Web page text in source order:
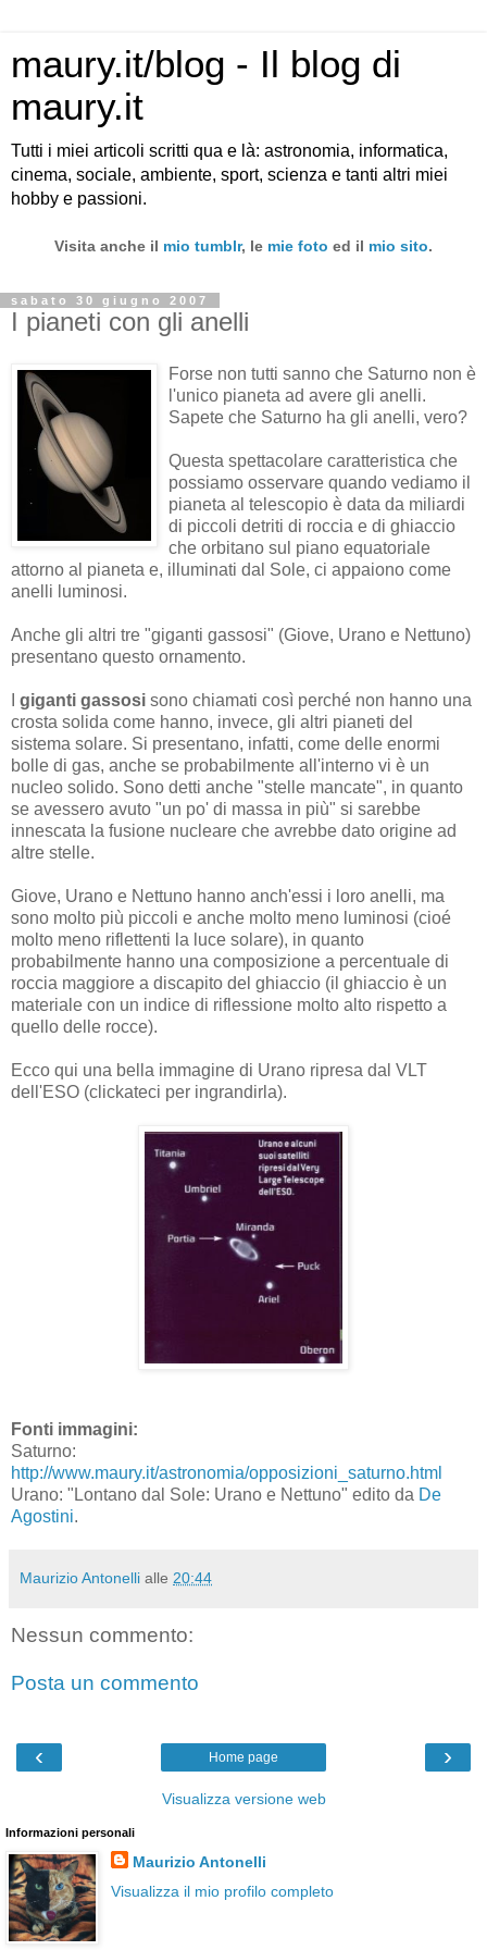
maury.it/blog - Il blog di
maury.it
Tutti i miei articoli scritti qua e là: astronomia, informatica,
cinema, sociale, ambiente, sport, scienza e tanti altri miei
hobby e passioni.
Visita anche il mio tumblr, le mie foto ed il mio sito.
sabato 30 giugno 2007
I pianeti con gli anelli
Forse non tutti sanno che Saturno non è
l'unico pianeta ad avere gli anelli.
Sapete che Saturno ha gli anelli, vero?
Questa spettacolare caratteristica che
possiamo osservare quando vediamo il
pianeta al telescopio è data da miliardi
di piccoli detriti di roccia e di ghiaccio
che orbitano sul piano equatoriale
attorno al pianeta e, illuminati dal Sole, ci appaiono come
anelli luminosi.
Anche gli altri tre "giganti gassosi" (Giove, Urano e Nettuno)
presentano questo ornamento.
giganti gassosi sono chiamati così perché non hanno una
crosta solida come hanno, invece, gli altri pianeti del
sistema solare. Si presentano, infatti, come delle enormi
bolle di gas, anche se probabilmente all'interno vi è un
nucleo solido. Sono detti anche "stelle mancate", in quanto
se avessero avuto "un po' di massa in più" si sarebbe
innescata la fusione nucleare che avrebbe dato origine ad
altre stelle.
Giove, Urano e Nettuno hanno anch'essi i loro anelli, ma
sono molto più piccoli e anche molto meno luminosi (cioé
molto meno riflettenti la luce solare), in quanto
probabilmente hanno una composizione a percentuale di
roccia maggiore a discapito del ghiaccio (il ghiaccio è un
materiale con un indice di riflessione molto alto rispetto a
quello delle rocce).
Ecco qui una bella immagine di Urano ripresa dal VLT
dell'ESO (clickateci per ingrandirla).
Fonti immagini:
Saturno:
http://www.maury.it/astronomia/opposizioni_saturno.html
Urano: "Lontano dal Sole: Urano e Nettuno" edito da De
Agostini.
Maurizio Antonelli alle 20:44
Nessun commento:
Posta un commento
‹ ›
Home page
Visualizza versione web
Informazioni personali
Maurizio Antonelli
Visualizza il mio profilo completo